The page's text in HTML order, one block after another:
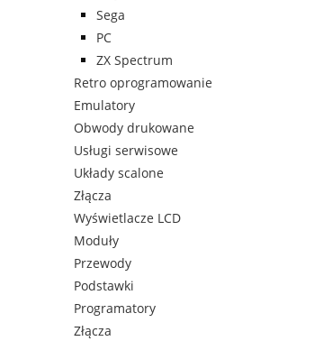
Sega
PC
ZX Spectrum
Retro oprogramowanie
Emulatory
Obwody drukowane
Usługi serwisowe
Układy scalone
Złącza
Wyświetlacze LCD
Moduły
Przewody
Podstawki
Programatory
Złącza